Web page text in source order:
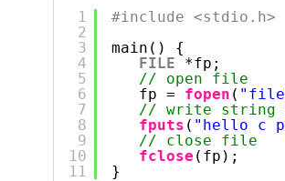
1
2
3
4
5
6
7
8
9
10
11
#include <stdio.h>
main() {
FILE
*fp;
// open file
fp = fopen (
// write
fputs ( "hello c
// close file
fclose (fp);
}